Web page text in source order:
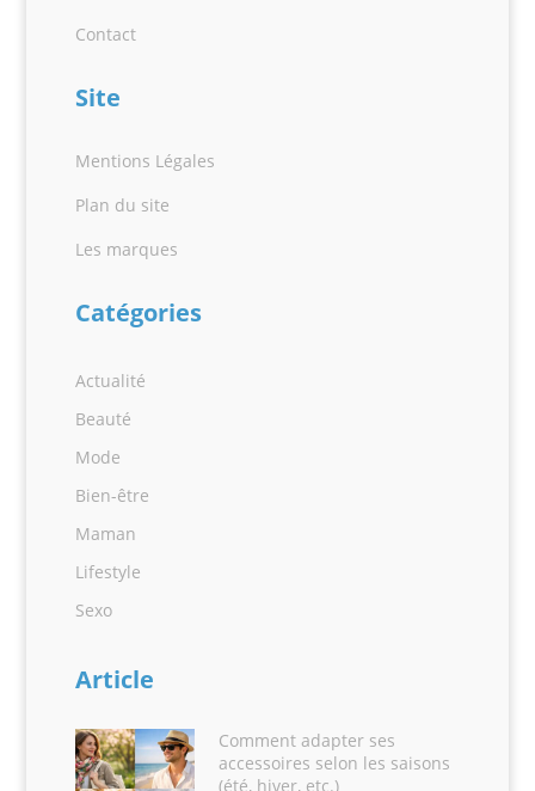
Contact
Site
Mentions Légales
Plan du site
Les marques
Catégories
Actualité
Beauté
Mode
Bien-être
Maman
Lifestyle
Sexo
Article
Comment adapter ses
accessoires selon les saisons
(été, hiver, etc.)